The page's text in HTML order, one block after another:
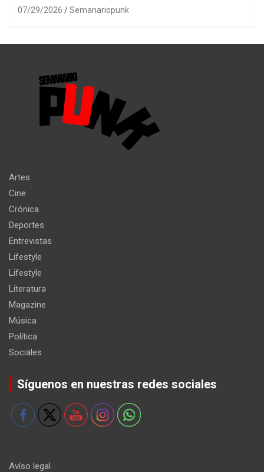
07/29/2026 Semanariopunk
Artes
Cine
Crónica
Deportes
Entrevistas
Lifestyle
Lifestyle
Literatura
Magazine
Música
Política
Sociales
Síguenos en nuestras redes sociales
Avíso legal